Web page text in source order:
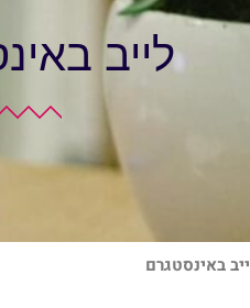
לייב
באינסטגרם